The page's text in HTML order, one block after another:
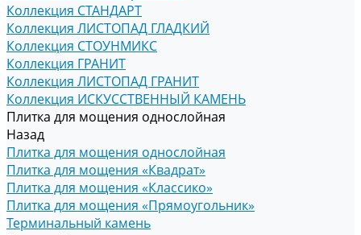
Коллекция СТАНДАРТ
Коллекция ЛИСТОПАД ГЛАДКИЙ
Коллекция СТОУНМИКС
Коллекция ГРАНИТ
Коллекция ЛИСТОПАД ГРАНИТ
Коллекция ИСКУССТВЕННЫЙ КАМЕНЬ
Плитка для мощения однослойная
Назад
Плитка для мощения однослойная
Плитка для мощения «Квадрат»
Плитка для мощения «Классико»
Плитка для мощения «Прямоугольник»
Терминальный камень